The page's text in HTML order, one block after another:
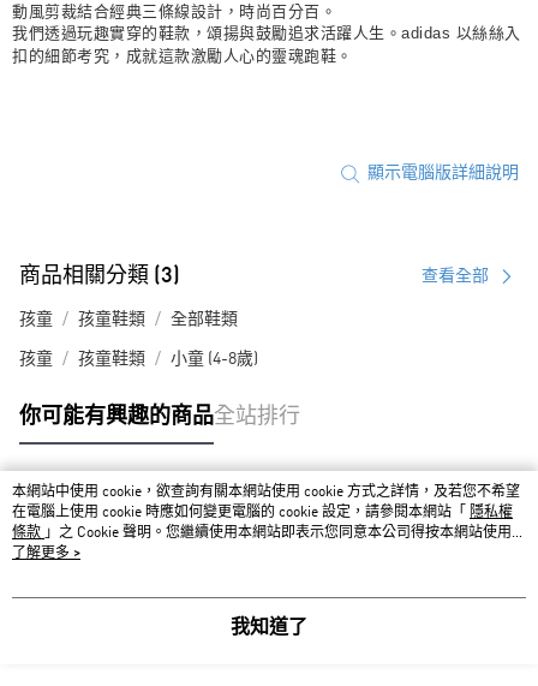
動風剪裁結合經典三條線設計，時尚百分百。
我們透過玩趣實穿的鞋款，頌揚與鼓勵追求活躍人生。adidas 以絲絲入
扣的細節考究，成就這款激勵人心的靈魂跑鞋。
顯示電腦版詳細說明
商品相關分類 (3) 查看全部
孩童 孩童鞋類 全部鞋類
孩童 孩童鞋類 小童 (4-8歲)
你可能有興趣的商品全站排行
熱門標籤
本網站中使用 cookie，欲查詢有關本網站使用 cookie 方式之詳情，及若您不希望
在電腦上使用 cookie 時應如何變更電腦的 cookie 設定，請參閱本網站「
隱私權
條款 」之 Cookie 聲明。您繼續使用本網站即表示您同意本公司得按本網站使用條
款之 Cookie 聲明使用 cookie。
了解更多 >
我知道了